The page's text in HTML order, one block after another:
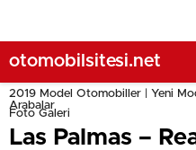
otomobilsitesi.net
2019 Model Otomobiller | Yeni
Arabalar
Foto Galeri
Las Palmas –